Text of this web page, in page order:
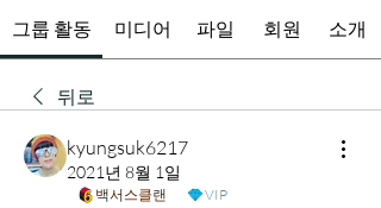
그룹 활동 미디어 파일 회원 소개
뒤로
kyungsuk6217
2021년 8월 1일
백서스클랜 VIP